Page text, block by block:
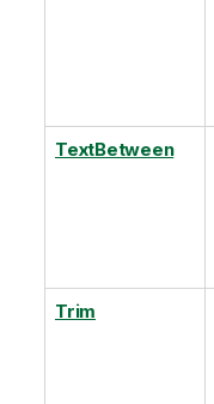
TextBetween
Trim